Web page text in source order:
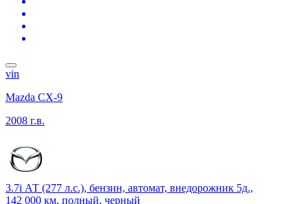
vin
Mazda CX-9
2008 г.в.
3.7i АТ (277 л.с.), бензин, автомат, внедорожник 5д.,
142 000 км, полный, черный